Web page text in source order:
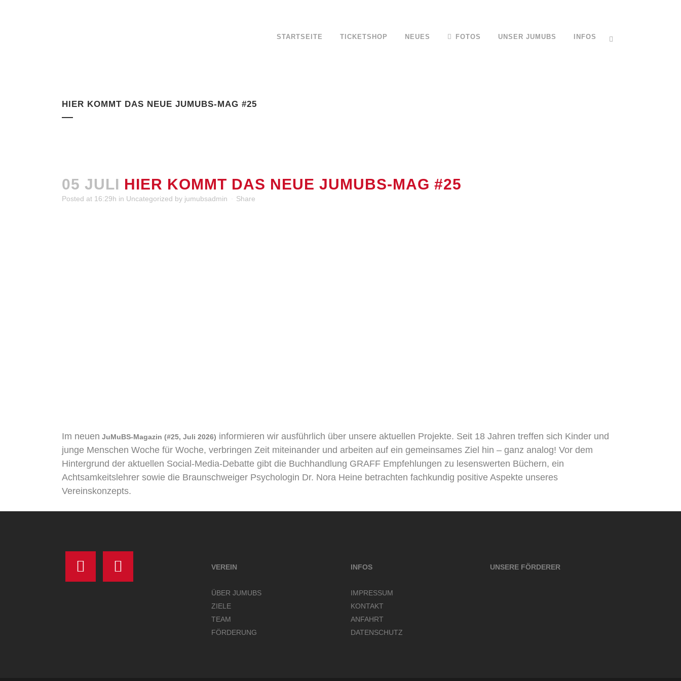
STARTSEITE TICKETSHOP NEUES FOTOS UNSER JUMUBS INFOS
HIER KOMMT DAS NEUE JUMUBS-MAG #25
05 JULI HIER KOMMT DAS NEUE JUMUBS-MAG #25
Posted at 16:29h in Uncategorized by jumubsadmin Share
Im neuen JuMuBS-Magazin (#25, Juli 2026) informieren wir ausführlich über unsere aktuellen Projekte. Seit 18 Jahren treffen sich Kinder und
junge Menschen Woche für Woche, verbringen Zeit miteinander und arbeiten auf ein gemeinsames Ziel hin – ganz analog! Vor dem
Hintergrund der aktuellen Social-Media-Debatte gibt die Buchhandlung GRAFF Empfehlungen zu lesenswerten Büchern, ein
Achtsamkeitslehrer sowie die Braunschweiger Psychologin Dr. Nora Heine betrachten fachkundig positive Aspekte unseres
Vereinskonzepts.
VEREIN
ÜBER JUMUBS
ZIELE
TEAM
FÖRDERUNG
INFOS
IMPRESSUM
KONTAKT
ANFAHRT
DATENSCHUTZ
UNSERE FÖRDERER